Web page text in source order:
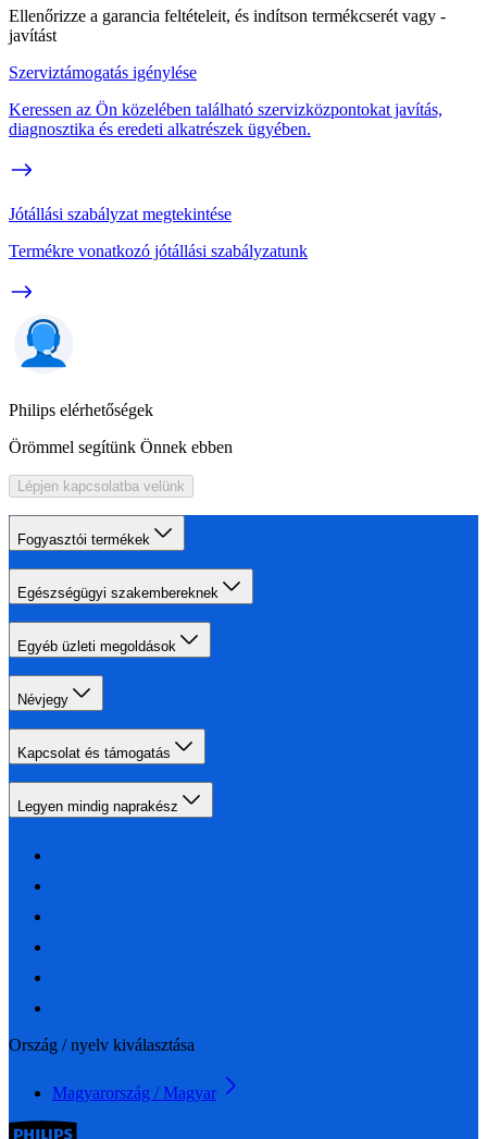
Ellenőrizze a garancia feltételeit, és indítson termékcserét vagy -
javítást
Szerviztámogatás igénylése
Keressen az Ön közelében található szervizközpontokat javítás,
diagnosztika és eredeti alkatrészek ügyében.
Jótállási szabályzat megtekintése
Termékre vonatkozó jótállási szabályzatunk
Philips elérhetőségek
Örömmel segítünk Önnek ebben
Lépjen kapcsolatba velünk
Fogyasztói termékek
Egészségügyi szakembereknek
Egyéb üzleti megoldások
Névjegy
Kapcsolat és támogatás
Legyen mindig naprakész
Ország / nyelv kiválasztása
Magyarország / Magyar